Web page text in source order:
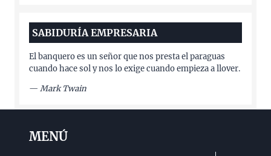
SABIDURÍA EMPRESARIA
El banquero es un señor que nos presta el paraguas
cuando hace sol y nos lo exige cuando empieza a llover.
— Mark Twain
MENÚ